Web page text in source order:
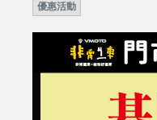
優惠活動